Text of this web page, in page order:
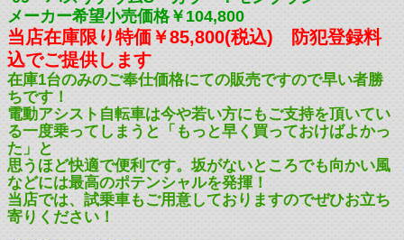
メーカー希望小売価格￥104,800
当店在庫限り特価￥85,800(税込) 防犯登録料
込でご提供します
在庫1台のみのご奉仕価格にての販売ですので早い者勝
ちです！
電動アシスト自転車は今や若い方にもご支持を頂いてい
る一度乗ってしまうと「もっと早く買っておけばよかっ
た」と
思うほど快適で便利です。坂がないところでも向かい風
などには最高のポテンシャルを発揮！
当店では、試乗車もご用意しておりますのでぜひお立ち
寄りください！